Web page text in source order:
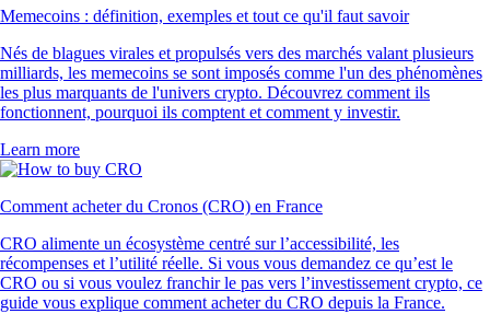
Memecoins : définition, exemples et tout ce qu'il faut savoir
Nés de blagues virales et propulsés vers des marchés valant plusieurs
milliards, les memecoins se sont imposés comme l'un des phénomènes
les plus marquants de l'univers crypto. Découvrez comment ils
fonctionnent, pourquoi ils comptent et comment y investir.
Learn more
Comment acheter du Cronos (CRO) en France
CRO alimente un écosystème centré sur l’accessibilité, les
récompenses et l’utilité réelle. Si vous vous demandez ce qu’est le
CRO ou si vous voulez franchir le pas vers l’investissement crypto, ce
guide vous explique comment acheter du CRO depuis la France.